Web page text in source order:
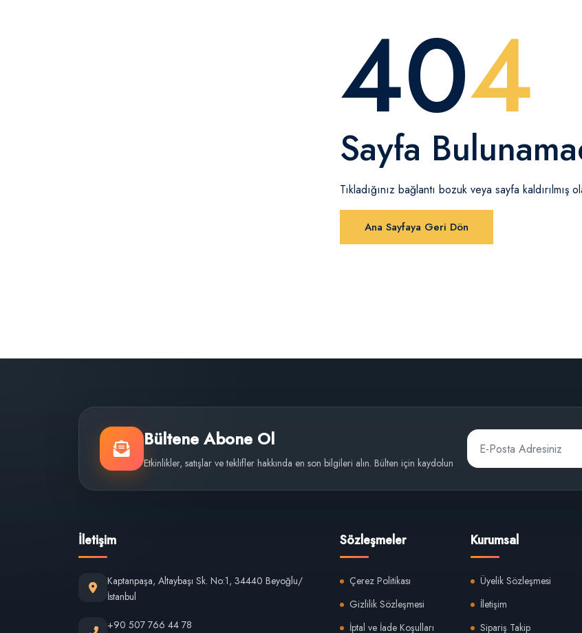
404
Sayfa
Tıkladığınız bağlantı bozuk veya sayfa kaldırılmış
Ana Sayfaya Geri Dön
Bültene Abone Ol
Etkinlikler, satışlar ve teklifler hakkında en son bilgileri alın. Bülten için kaydolun
İletişim
Kaptanpaşa, Altaybaşı Sk. No:1, 34440 Beyoğlu/
İstanbul
+90 507 766 44 78
Sözleşmeler
Çerez Politikası
Gizlilik Sözleşmesi
İptal ve İade Koşulları
Kurumsal
Üyelik Sözleşmesi
İletişim
Sipariş Takip